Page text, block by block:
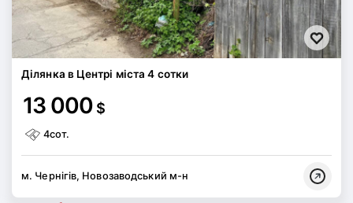
Ділянка в Центрі міста 4 сотки
13 000 $
4сот.
м. Чернігів, Новозаводський м-н